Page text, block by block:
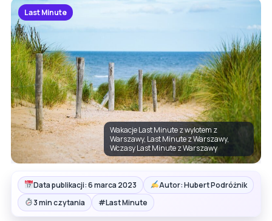
Last Minute
Wakacje Last Minute z wylotem z
Warszawy, Last Minute z Warszawy,
Wczasy Last Minute z Warszawy
Data publikacji: 6 marca 2023
Autor: Hubert Podróżnik
3 min czytania
#Last Minute